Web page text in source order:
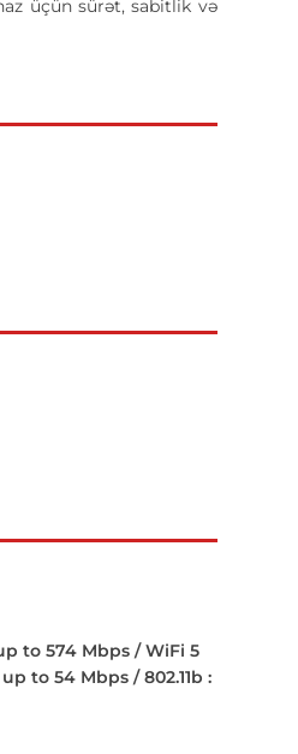
üçün sürət, sabitlik və
to 574 Mbps / WiFi 5
to 54 Mbps / 802.11b :